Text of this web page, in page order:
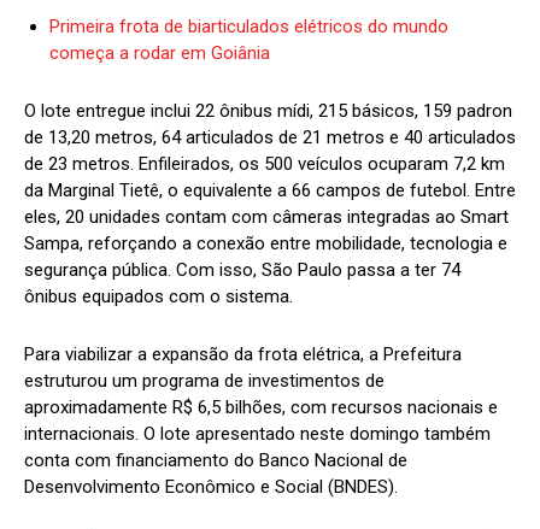
Primeira frota de biarticulados elétricos do mundo
começa a rodar em Goiânia
O lote entregue inclui 22 ônibus mídi, 215 básicos, 159 padron
de 13,20 metros, 64 articulados de 21 metros e 40 articulados
de 23 metros. Enfileirados, os 500 veículos ocuparam 7,2 km
da Marginal Tietê, o equivalente a 66 campos de futebol. Entre
eles, 20 unidades contam com câmeras integradas ao Smart
Sampa, reforçando a conexão entre mobilidade, tecnologia e
segurança pública. Com isso, São Paulo passa a ter 74
ônibus equipados com o sistema.
Para viabilizar a expansão da frota elétrica, a Prefeitura
estruturou um programa de investimentos de
aproximadamente R$ 6,5 bilhões, com recursos nacionais e
internacionais. O lote apresentado neste domingo também
conta com financiamento do Banco Nacional de
Desenvolvimento Econômico e Social (BNDES).